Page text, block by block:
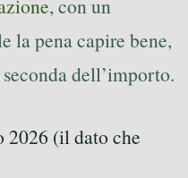
, con un
la pena capire bene,
dell’importo.
2026 (il dato che